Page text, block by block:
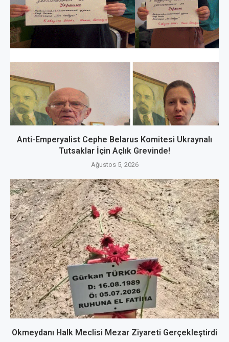
Anti-Emperyalist Cephe Belarus Komitesi Ukraynalı
Tutsaklar İçin Açlık Grevinde!
Ağustos 5, 2026
Okmeydanı Halk Meclisi Mezar Ziyareti Gerçekleştirdi